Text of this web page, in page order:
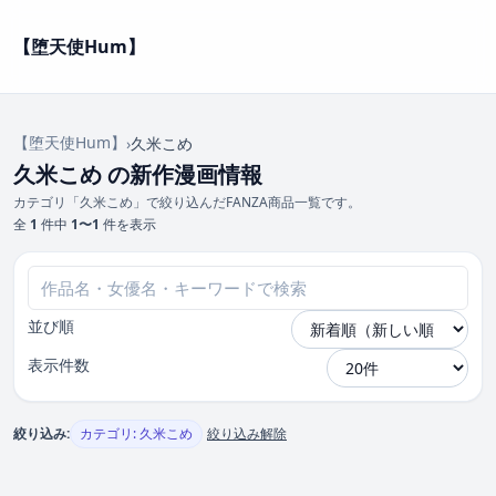
【堕天使Hum】
【堕天使Hum】 ›久米こめ
久米こめ の新作漫画情報
カテゴリ「久米こめ」で絞り込んだFANZA商品一覧です。
全 1 件中 1〜1 件を表示
並び順
表示件数
絞り込み: カテゴリ: 久米こめ 絞り込み解除